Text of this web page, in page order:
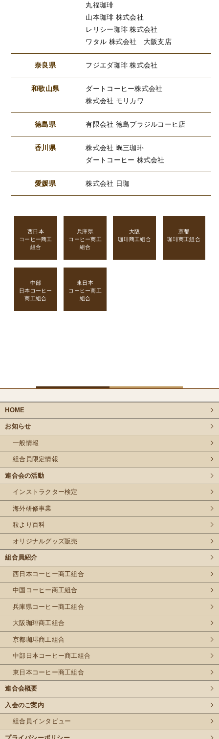
丸福珈琲
山本珈琲 株式会社
レリシー珈琲 株式会社
ワタル 株式会社 大阪支店
奈良県 フジエダ珈琲 株式会社
和歌山県
ダートコーヒー株式会社
株式会社 モリカワ
徳島県 有限会社 徳島ブラジルコーヒ店
香川県
株式会社 蠣三珈琲
ダートコーヒー 株式会社
愛媛県 株式会社 日珈
西日本
コーヒー商工
組合
兵庫県
コーヒー商工
組合
大阪
珈琲商工組合
京都
珈琲商工組合
中部
日本コーヒー
商工組合
東日本
コーヒー商工
組合
HOME
お知らせ
一般情報
組合員限定情報
連合会の活動
インストラクター検定
海外研修事業
粒より百科
オリジナルグッズ販売
組合員紹介
西日本コーヒー商工組合
中国コーヒー商工組合
兵庫県コーヒー商工組合
大阪珈琲商工組合
京都珈琲商工組合
中部日本コーヒー商工組合
東日本コーヒー商工組合
連合会概要
入会のご案内
組合員インタビュー